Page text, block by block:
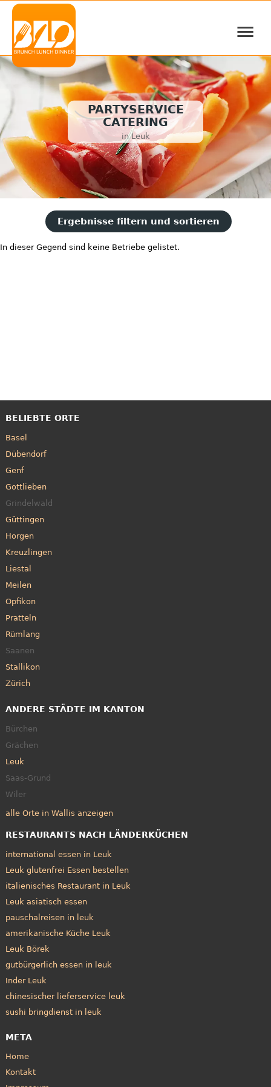
≡
PARTYSERVICE
CATERING
in Leuk
Ergebnisse filtern und sortieren
In dieser Gegend sind keine Betriebe gelistet.
BELIEBTE ORTE
Basel
Dübendorf
Genf
Gottlieben
Grindelwald
Güttingen
Horgen
Kreuzlingen
Liestal
Meilen
Opfikon
Pratteln
Rümlang
Saanen
Stallikon
Zürich
ANDERE STÄDTE IM KANTON
Bürchen
Grächen
Leuk
Saas-Grund
Wiler
alle Orte in Wallis anzeigen
RESTAURANTS NACH LÄNDERKÜCHEN
international essen in Leuk
Leuk glutenfrei Essen bestellen
italienisches Restaurant in Leuk
Leuk asiatisch essen
pauschalreisen in leuk
amerikanische Küche Leuk
Leuk Börek
gutbürgerlich essen in leuk
Inder Leuk
chinesischer lieferservice leuk
sushi bringdienst in leuk
META
Home
Kontakt